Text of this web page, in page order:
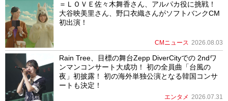
＝ＬＯＶＥ佐々木舞香さん、アルパカ役に挑戦！
大谷映美里さん、野口衣織さんがソフトバンクCM
初出演！
CMニュース 2026.08.03
Rain Tree、目標の舞台Zepp DiverCityでの 2ndワ
ンマンコンサート大成功！ 初の全員曲「台風の
夜」初披露！ 初の海外単独公演となる韓国コンサ
ートも決定！
エンタメ 2026.07.31